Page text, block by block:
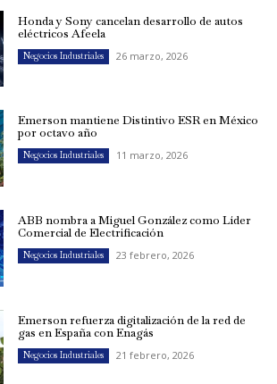
Honda y Sony cancelan desarrollo de autos
eléctricos Afeela
Negocios Industriales 26 marzo, 2026
Emerson mantiene Distintivo ESR en México
por octavo año
Negocios Industriales 11 marzo, 2026
ABB nombra a Miguel González como Líder
Comercial de Electrificación
Negocios Industriales 23 febrero, 2026
Emerson refuerza digitalización de la red de
gas en España con Enagás
Negocios Industriales 21 febrero, 2026